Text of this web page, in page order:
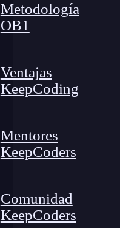
Metodología
OB1
Ventajas
KeepCoding
Mentores
KeepCoders
Comunidad
KeepCoders